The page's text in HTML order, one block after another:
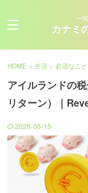
〜
カナミ
HOME > 生活 > 必須なこと
アイルランドの
リターン）｜
2025-05-15